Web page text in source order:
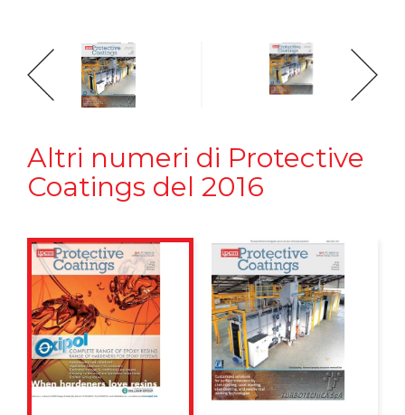
Altri numeri di Protective
Coatings del 2016